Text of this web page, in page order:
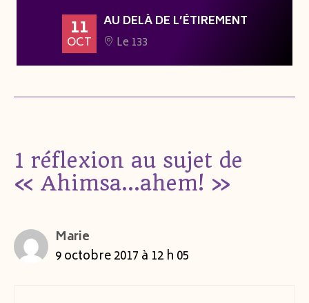
11
OCT
AU DELÀ DE L’ÉTIREMENT
Le 133
1 réflexion au sujet de
« Ahimsa…ahem! »
Marie
9 octobre 2017 à 12 h 05